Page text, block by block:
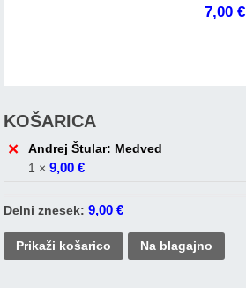
7,00€
KOŠARICA
×
Andrej Štular: Medved
1 ×9,00€
Delni znesek: 9,00€
Prikaži košarico Na blagajno